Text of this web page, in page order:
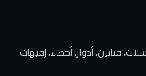
فنانين، أدوار، أخطاء، إفيهات